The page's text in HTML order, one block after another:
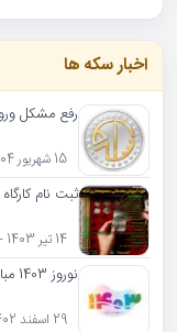
اخبار سکه ها
رفع مشکل
15 شهریور 1404 - 2667 بازدید - 6 نظر
ثبت نام
14 تیر 1403 - 34466 بازدید - 23 نظر
نوروز 1403 مبارک باد
29 اسفند 1402 - 16069 بازدید